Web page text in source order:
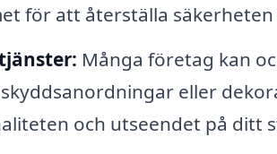
för att återställa
Många företag kan
eller
och utseendet på ditt